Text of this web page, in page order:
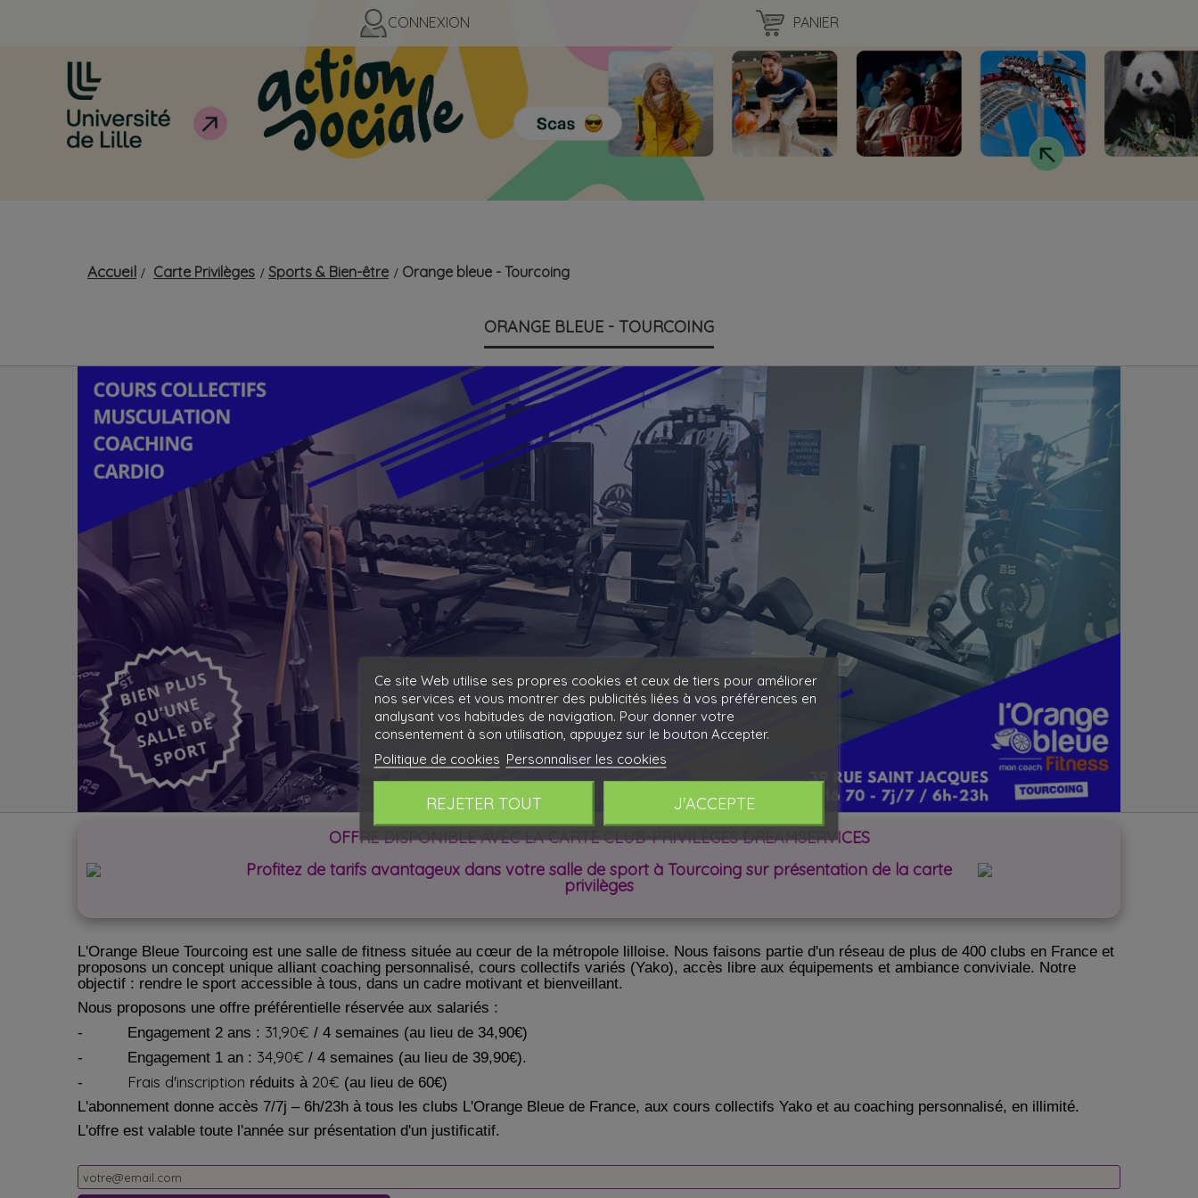
CONNEXION PANIER
Accueil Carte Privilèges Sports & Bien-être Orange bleue - Tourcoing
ORANGE BLEUE - TOURCOING
OFFRE DISPONIBLE AVEC LA CARTE CLUB-PRIVILÈGES DREAMSERVICES
Profitez de tarifs avantageux dans votre salle de sport à Tourcoing sur présentation de la carte
privilèges
L'Orange Bleue Tourcoing est une salle de fitness située au cœur de la métropole lilloise. Nous faisons partie d'un réseau de plus de 400 clubs en France et
proposons un concept unique alliant coaching personnalisé, cours collectifs variés (Yako), accès libre aux équipements et ambiance conviviale. Notre
objectif : rendre le sport accessible à tous, dans un cadre motivant et bienveillant.
Nous proposons une offre préférentielle réservée aux salariés :
-
Engagement 2 ans : 31,90€ / 4 semaines (au lieu de 34,90€)
-
Engagement 1 an : 34,90€ / 4 semaines (au lieu de 39,90€).
-
Frais d'inscription réduits à 20€ (au lieu de 60€)
L'abonnement donne accès 7/7j – 6h/23h à tous les clubs L'Orange Bleue de France, aux cours collectifs Yako et au coaching personnalisé, en illimité.
L'offre est valable toute l'année sur présentation d'un justificatif.
Ce site Web utilise ses propres cookies et ceux de tiers pour améliorer
nos services et vous montrer des publicités liées à vos préférences en
analysant vos habitudes de navigation. Pour donner votre
consentement à son utilisation, appuyez sur le bouton Accepter.
Politique de cookies Personnaliser les cookies
REJETER TOUT J'ACCEPTE